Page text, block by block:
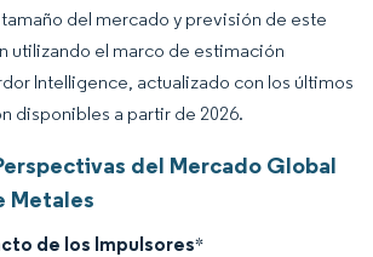
del mercado y previsión de este
utilizando el marco de estimación
Intelligence, actualizado con los últimos
disponibles a partir de 2026.
del Mercado Global
Metales
de los Impulsores*